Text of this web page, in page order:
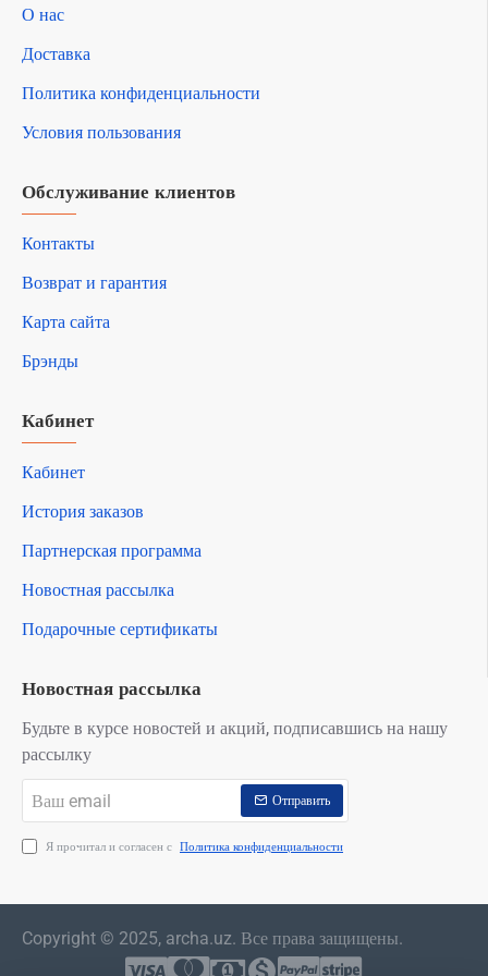
О нас
Доставка
Политика конфиденциальности
Условия пользования
Обслуживание клиентов
Контакты
Возврат и гарантия
Карта сайта
Брэнды
Кабинет
Кабинет
История заказов
Партнерская программа
Новостная рассылка
Подарочные сертификаты
Новостная рассылка
Будьте в курсе новостей и акций, подписавшись на нашу
рассылку
email
Отправить
Я прочитал и согласен с Политика конфиденциальности
Copyright © 2025, archa.uz. Все права защищены.